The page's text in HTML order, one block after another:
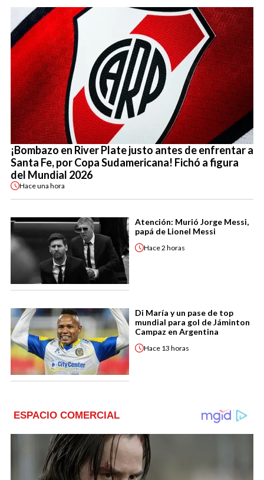
¡Bombazo en River Plate justo antes de enfrentar a
Santa Fe, por Copa Sudamericana! Fichó a figura
del Mundial 2026
Haceuna hora
Atención: Murió Jorge Messi,
papá de Lionel Messi
Hace2 horas
Di María y un pase de top
mundial para gol de Jáminton
Campaz en Argentina
Hace 13 horas